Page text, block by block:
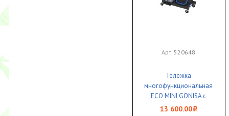
Арт. 520648
Тележка
многофункциональная
ECO MINI GONISA с
ведрами 2х18л,2х6л,
13 600.00i